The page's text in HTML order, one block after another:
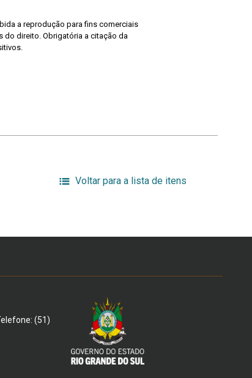
a reprodução para fins comerciais
do direito. Obrigatória a citação da
Voltar para a lista de itens
(51)